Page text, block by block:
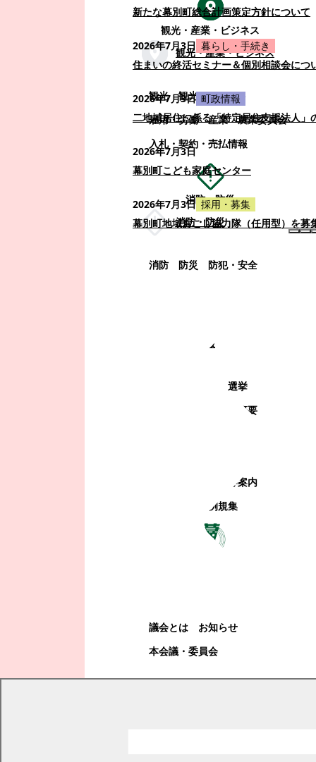
観光・産業・ビジネス
観光・産業・ビジネス
観光
観光・イベント
雇用・労働
産業
農業委員会
入札・契約・売払情報
消防・防災
消防・防災
消防 防災 防犯・安全
町政情報
選挙
町の概要
観光地・公共施設等案内
電子掲示場・例規集
議会とは
お知らせ
本会議・委員会
新たな幕別町総合計画策定方針について
2026年7月3日 暮らし・手続き
住まいの終活セミナー＆個別相談会につ
2026年7月3日 町政情報
二地域居住に係る「特定居住支援法人」
2026年7月3日
幕別町こども家庭センター
2026年7月3日 採用・募集
幕別町地域おこし協力隊（任用型）を募